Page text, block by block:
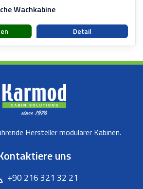
Wachkabine
Detail
Hersteller modularer Kabinen.
uns
+90 216 321 32 21